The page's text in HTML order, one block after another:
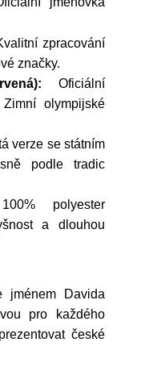
zpracování
značky.
Oficiální
olympijské
verze se státním
podle tradic
polyester
a dlouhou
jménem Davida
pro každého
české